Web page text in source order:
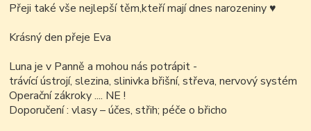
Přeji také vše nejlepší těm,kteří mají dnes narozeniny ♥
Krásný den přeje Eva
Luna je v Panně a mohou nás potrápit -
trávící ústrojí, slezina, slinivka břišní, střeva, nervový systém
Operační zákroky .... NE !
Doporučení : vlasy – účes, střih; péče o břicho